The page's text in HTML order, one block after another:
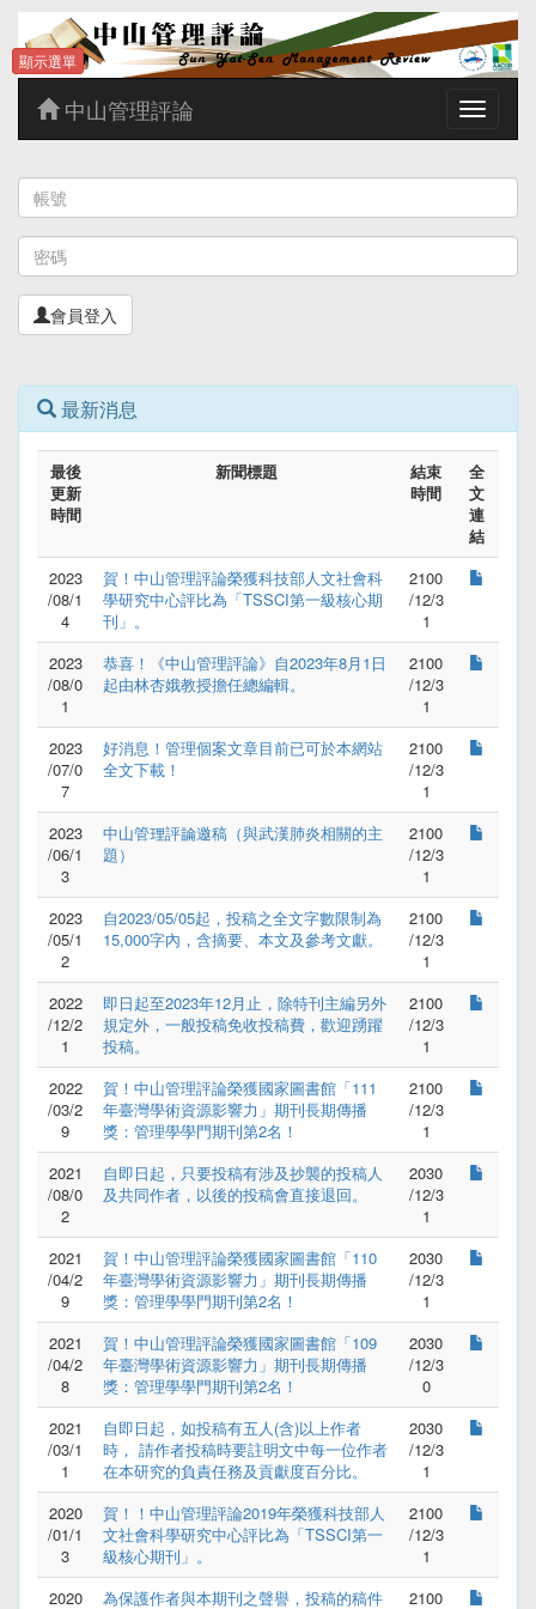
Toggle
中山管理評論
會員登入
顯示選單
最新消息
最後
更新
時間
新聞標題
結束
時間
全
文
連
結
2023
/08/1
4
賀！中山管理評論榮獲科技部人文社會科
學研究中心評比為「TSSCI第一級核心期
刊」。
2100
/12/3
1
2023
/08/0
1
恭喜！《中山管理評論》自2023年8月1日
起由林杏娥教授擔任總編輯。
2100
/12/3
1
2023
/07/0
7
好消息！管理個案文章目前已可於本網站
全文下載！
2100
/12/3
1
2023
/06/1
3
中山管理評論邀稿（與武漢肺炎相關的主
題）
2100
/12/3
1
2023
/05/1
2
自2023/05/05起，投稿之全文字數限制為
15,000字內，含摘要、本文及參考文獻。
2100
/12/3
1
2022
/12/2
1
即日起至2023年12月止，除特刊主編另外
規定外，一般投稿免收投稿費，歡迎踴躍
投稿。
2100
/12/3
1
2022
/03/2
9
賀！中山管理評論榮獲國家圖書館「111
年臺灣學術資源影響力」期刊長期傳播
獎：管理學學門期刊第2名！
2100
/12/3
1
2021
/08/0
2
自即日起，只要投稿有涉及抄襲的投稿人
及共同作者，以後的投稿會直接退回。
2030
/12/3
1
2021
/04/2
9
賀！中山管理評論榮獲國家圖書館「110
年臺灣學術資源影響力」期刊長期傳播
獎：管理學學門期刊第2名！
2030
/12/3
1
2021
/04/2
8
賀！中山管理評論榮獲國家圖書館「109
年臺灣學術資源影響力」期刊長期傳播
獎：管理學學門期刊第2名！
2030
/12/3
0
2021
/03/1
1
自即日起，如投稿有五人(含)以上作者
時， 請作者投稿時要註明文中每一位作者
在本研究的負責任務及貢獻度百分比。
2030
/12/3
1
2020
/01/1
3
賀！！中山管理評論2019年榮獲科技部人
文社會科學研究中心評比為「TSSCI第一
級核心期刊」。
2100
/12/3
1
2020
為保護作者與本期刊之聲譽，投稿的稿件
2100